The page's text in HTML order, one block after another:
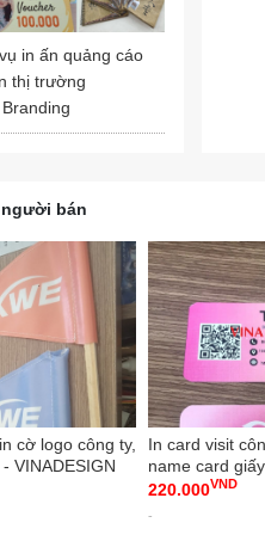
in ấn quảng cáo
thị trường
📧
🌏
➡️
📱
bán
cờ logo công ty,
VINADESIGN
In card visit
name card
VINADESIGN
220.000VND
-